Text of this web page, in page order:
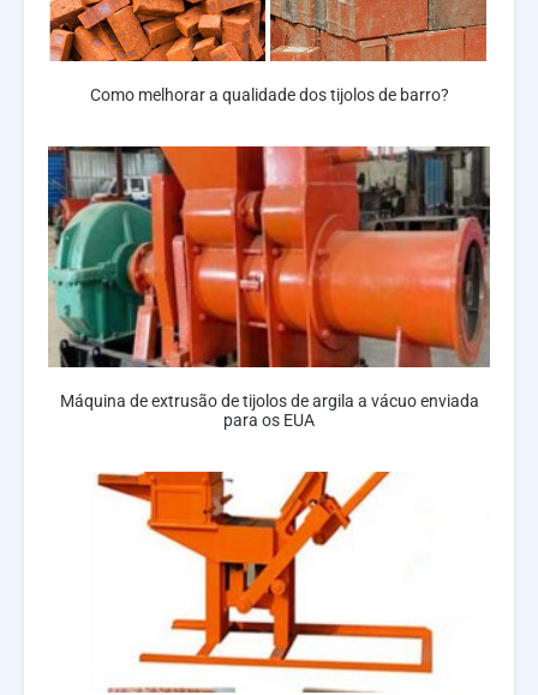
Como melhorar a qualidade dos tijolos de barro?
Máquina de extrusão de tijolos de argila a vácuo enviada
para os EUA